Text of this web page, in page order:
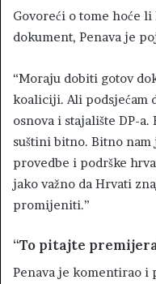
Govoreći o tome hoće
dokument, Penava je
“Moraju dobiti gotov
koaliciji. Ali podsjećam
osnova i stajalište DP-
suštini bitno. Bitno
provedbe i podrške
jako važno da Hrvati
promijeniti.”
“To pitajte
Penava je komentirao